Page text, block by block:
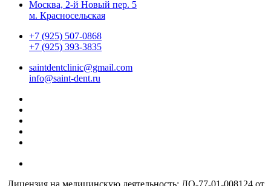
Москва, 2-й Новый пер. 5
м. Красносельская
+7 (925) 507-0868
+7 (925) 393-3835
saintdentclinic@gmail.com
info@saint-dent.ru
Лицензия на медицинскую деятельность: ЛО-77-01-008124 от